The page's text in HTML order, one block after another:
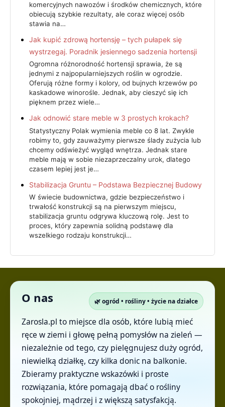
komercyjnych nawozów i środków chemicznych, które
obiecują szybkie rezultaty, ale coraz więcej osób
stawia na…
Jak kupić zdrową hortensję – tych pułapek się
wystrzegaj. Poradnik jesiennego sadzenia hortensji
Ogromna różnorodność hortensji sprawia, że są
jednymi z najpopularniejszych roślin w ogrodzie.
Oferują różne formy i kolory, od bujnych krzewów po
kaskadowe winorośle. Jednak, aby cieszyć się ich
pięknem przez wiele…
Jak odnowić stare meble w 3 prostych krokach?
Statystyczny Polak wymienia meble co 8 lat. Zwykle
robimy to, gdy zauważymy pierwsze ślady zużycia lub
chcemy odświeżyć wygląd wnętrza. Jednak stare
meble mają w sobie niezaprzeczalny urok, dlatego
czasem lepiej jest je…
Stabilizacja Gruntu – Podstawa Bezpiecznej Budowy
W świecie budownictwa, gdzie bezpieczeństwo i
trwałość konstrukcji są na pierwszym miejscu,
stabilizacja gruntu odgrywa kluczową rolę. Jest to
proces, który zapewnia solidną podstawę dla
wszelkiego rodzaju konstrukcji…
O nas 🌿 ogród • rośliny • życie na działce
Zarosla.pl to miejsce dla osób, które lubią mieć
ręce w ziemi i głowę pełną pomysłów na zieleń —
niezależnie od tego, czy pielęgnujesz duży ogród,
niewielką działkę, czy kilka donic na balkonie.
Zbieramy praktyczne wskazówki i proste
rozwiązania, które pomagają dbać o rośliny
spokojniej, mądrzej i z większą satysfakcją.